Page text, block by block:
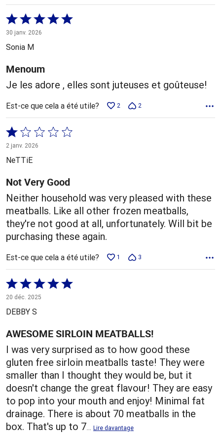
Coté
5 sur
5
30 janv. 2026
Sonia M
Menoum
Je les adore , elles sont juteuses et goûteuse!
Est-ce que cela a été utile? 2 2
Coté
1 sur
5
2 janv. 2026
NeTTiE
Not Very Good
Neither household was very pleased with these
meatballs. Like all other frozen meatballs,
they're not good at all, unfortunately. Will bit be
purchasing these again.
Est-ce que cela a été utile? 1 3
Coté
5 sur
5
20 déc. 2025
DEBBY S
AWESOME SIRLOIN MEATBALLS!
I was very surprised as to how good these
gluten free sirloin meatballs taste! They were
smaller than I thought they would be, but it
doesn't change the great flavour! They are easy
to pop into your mouth and enjoy! Minimal fat
drainage. There is about 70 meatballs in the
box. That's up to 7… Lire davantage